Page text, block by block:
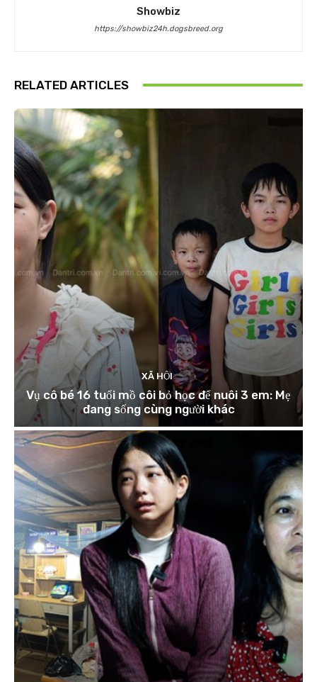
Showbiz
https://showbiz24h.dogsbreed.org
RELATED ARTICLES
XÃ HỘI
Vụ cô bé 16 tuổi mồ côi bỏ học để nuôi 3 em: Mẹ
đang sống cùng người khác